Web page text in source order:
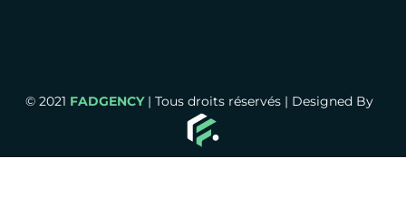
© 2021 FADGENCY| Tous droits réservés | Designed By